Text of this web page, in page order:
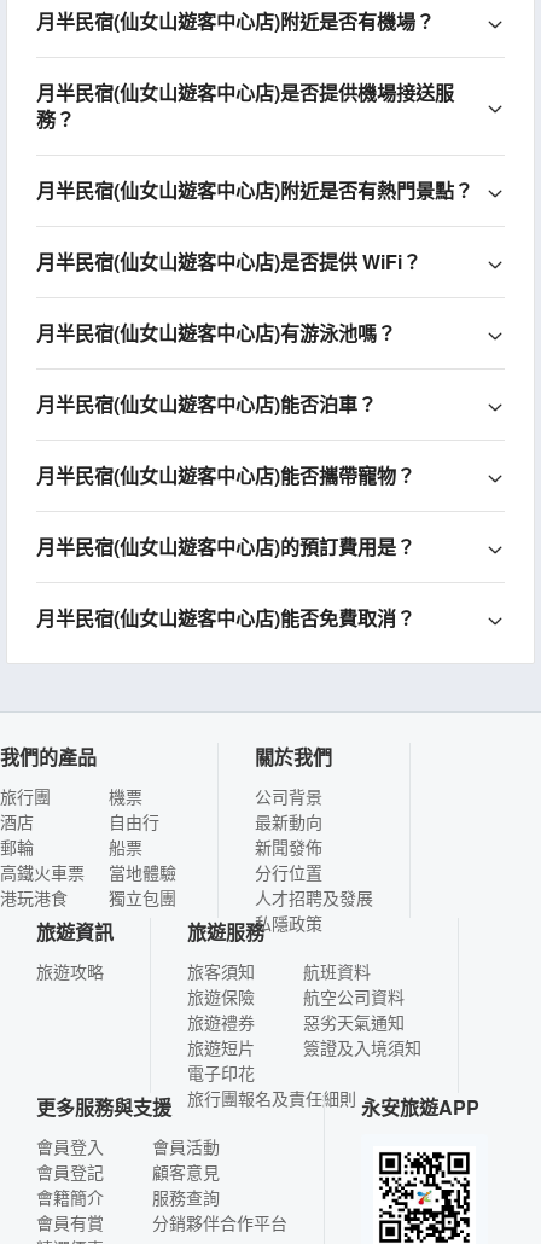
月半民宿(仙女山遊客中心店)附近是否有機場？
月半民宿(仙女山遊客中心店)是否提供機場接送服
務？
月半民宿(仙女山遊客中心店)附近是否有熱門景點？
月半民宿(仙女山遊客中心店)是否提供 WiFi？
月半民宿(仙女山遊客中心店)有游泳池嗎？
月半民宿(仙女山遊客中心店)能否泊車？
月半民宿(仙女山遊客中心店)能否攜帶寵物？
月半民宿(仙女山遊客中心店)的預訂費用是？
月半民宿(仙女山遊客中心店)能否免費取消？
我們的產品
旅行團
酒店
郵輪
高鐵火車票
港玩港食
機票
自由行
船票
當地體驗
獨立包團
關於我們
公司背景
最新動向
新聞發佈
分行位置
人才招聘及發展
私隱政策
旅遊資訊
旅遊攻略
旅遊服務
旅客須知
旅遊保險
旅遊禮券
旅遊短片
電子印花
航班資料
航空公司資料
惡劣天氣通知
簽證及入境須知
旅行團報名及責任細則
更多服務與支援
會員登入
會員登記
會籍簡介
會員有賞
會員活動
顧客意見
服務查詢
分銷夥伴合作平台
永安旅遊APP